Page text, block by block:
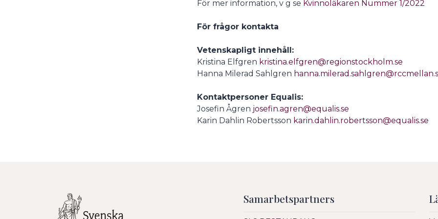
För mer information, v g se Kvinnoläkaren Nummer 1/2022
För frågor kontakta
Vetenskapligt innehåll:
Kristina Elfgren kristina.elfgren@regionstockholm.se
Hanna Milerad Sahlgren
Kontaktpersoner Equalis:
Josefin Ågren josefin.agren@equalis.se
Karin Dahlin Robertsson karin.dahlin.robertsson@equalis.se
Samarbetspartners